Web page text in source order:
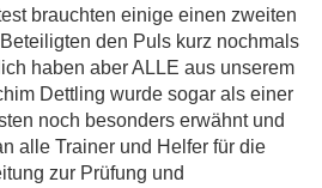
brauchten einige einen zweiten
den Puls kurz nochmals
haben aber ALLE aus unserem
Dettling wurde sogar als einer
noch besonders erwähnt und
alle Trainer und Helfer für die
zur Prüfung und